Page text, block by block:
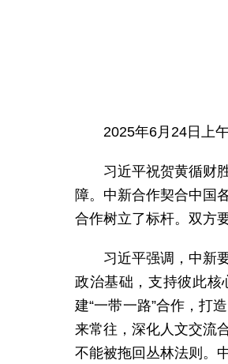
2025年6月24日上
习近平祝贺黄循财
障。中新合作契合中国
合作树立了标杆。双方
习近平强调，中新
政治基础，支持彼此核
建“一带一路”合作，打
来常往，深化人文交流
不能被拖回丛林法则。